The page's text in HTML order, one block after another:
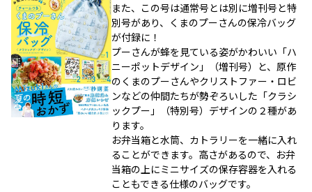
また、この号は通常号とは別に増刊号と特
別号があり、くまのプーさんの保冷バッグ
が付録に！
プーさんが蜂を見ている姿がかわいい「ハ
ニーポットデザイン」（増刊号）と、原作
のくまのプーさんやクリストファー・ロビ
ンなどの仲間たちが勢ぞろいした「クラシ
ックプー」（特別号）デザインの２種があ
ります。
お弁当箱と水筒、カトラリーを一緒に入れ
ることができます。高さがあるので、お弁
当箱の上にミニサイズの保存容器を入れる
こともできる仕様のバッグです。